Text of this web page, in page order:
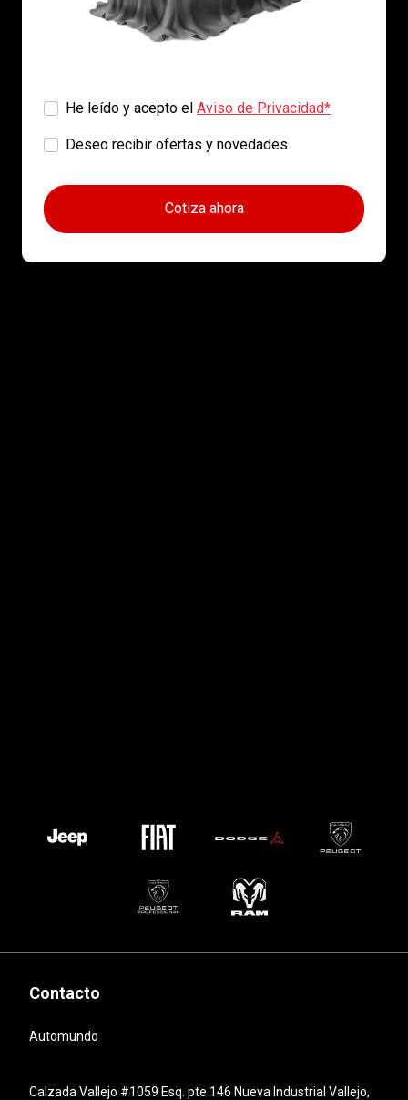
He leído y acepto el Aviso de Privacidad*
Deseo recibir ofertas y novedades.
Cotiza ahora
Contacto
Automundo
Calzada Vallejo #1059 Esq. pte 146 Nueva Industrial Vallejo,